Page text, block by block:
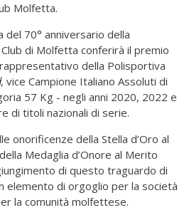
Molfetta.
del 70° anniversario della
di Molfetta conferirà il premio
della Polisportiva
, vice Campione Italiano Assoluti di
57 Kg - negli anni 2020, 2022 e
di titoli nazionali di serie.
onorificenze della Stella d’Oro al
Medaglia d’Onore al Merito
di questo traguardo di
elemento di orgoglio per la società
la comunità molfettese.